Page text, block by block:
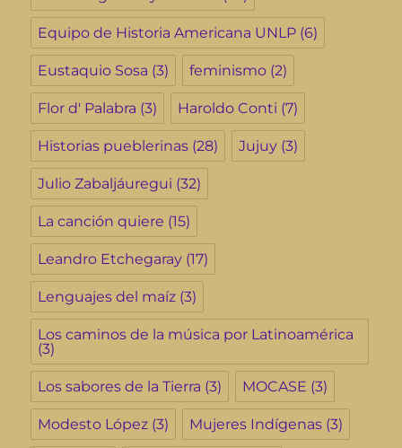
Equipo de Historia Americana UNLP (6)
Eustaquio Sosa (3) feminismo (2)
Flor d' Palabra (3) Haroldo Conti (7)
Historias pueblerinas (28) Jujuy (3)
Julio Zabaljáuregui (32)
La canción quiere (15)
Leandro Etchegaray (17)
Lenguajes del maíz (3)
Los caminos de la música por Latinoamérica
(3)
Los sabores de la Tierra (3) MOCASE (3)
Modesto López (3) Mujeres Indígenas (3)